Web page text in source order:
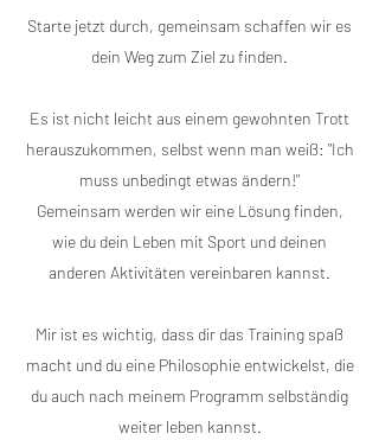
Starte jetzt durch, gemeinsam schaffen wir es
dein Weg zum Ziel zu finden.
Es ist nicht leicht aus einem gewohnten Trott
herauszukommen, selbst wenn man weiß: "Ich
muss unbedingt etwas ändern!"
Gemeinsam werden wir eine Lösung finden,
wie du dein Leben mit Sport und deinen
anderen Aktivitäten vereinbaren kannst.
Mir ist es wichtig, dass dir das Training spaß
macht und du eine Philosophie entwickelst, die
du auch nach meinem Programm selbständig
weiter leben kannst.